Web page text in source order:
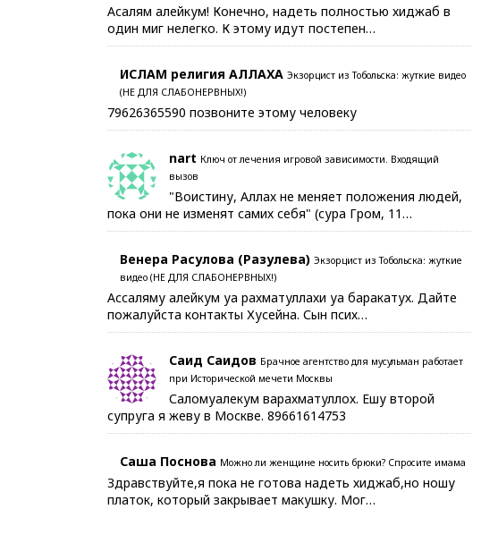
Асалям алейкум! Конечно, надеть полностью хиджаб в
один миг нелегко. К этому идут постепен…
ИСЛАМ религия АЛЛАХА Экзорцист из Тобольска: жуткие видео
(НЕ ДЛЯ СЛАБОНЕРВНЫХ!)
79626365590 позвоните этому человеку
nart Ключ от лечения игровой зависимости. Входящий
вызов
"Воистину, Аллах не меняет положения людей,
пока они не изменят самих себя" (сура Гром, 11…
Венера Расулова (Разулева) Экзорцист из Тобольска: жуткие
видео (НЕ ДЛЯ СЛАБОНЕРВНЫХ!)
Ассаляму алейкум уа рахматуллахи уа баракатух. Дайте
пожалуйста контакты Хусейна. Сын псих…
Саид Саидов Брачное агентство для мусульман работает
при Исторической мечети Москвы
Саломуалекум варахматуллох. Ешу второй
супруга я жеву в Москве. 89661614753
Саша Поснова Можно ли женщине носить брюки? Спросите имама
Здравствуйте,я пока не готова надеть хиджаб,но ношу
платок, который закрывает макушку. Мог…